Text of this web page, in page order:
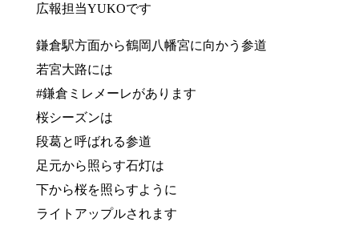
広報担当YUKOです
鎌倉駅方面から鶴岡八幡宮に向かう参道
若宮大路には
#鎌倉ミレメーレがあります
桜シーズンは
段葛と呼ばれる参道
足元から照らす石灯は
下から桜を照らすように
ライトアップルされます